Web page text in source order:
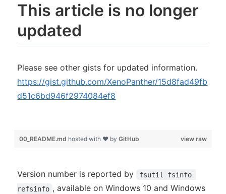
This article is no longer
updated
Please see other gists for updated information.
https://gist.github.com/XenoPanther/15d8fad49fb
d51c6bd946f2974084ef8
view raw
00_README.md hosted with ❤ byGitHub
Version number is reported by
fsutil fsinfo
refsinfo , available on Windows 10 and Windows